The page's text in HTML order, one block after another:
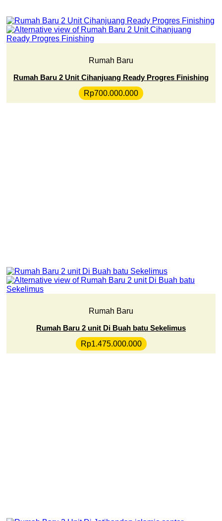
Rumah Baru
Rumah Baru 2 Unit Cihanjuang Ready Progres Finishing
Rp700.000.000
Rumah Baru
Rumah Baru 2 unit Di Buah batu Sekelimus
Rp1.475.000.000